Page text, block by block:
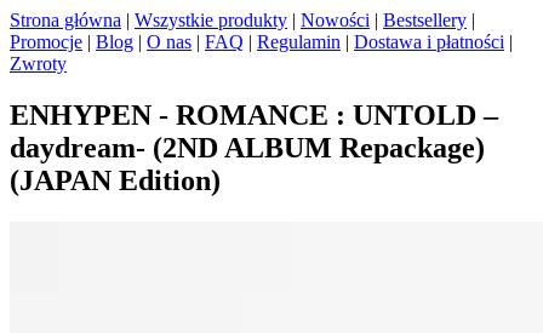
Strona główna | Wszystkie produkty | Nowości | Bestsellery |
Promocje | Blog | O nas | FAQ | Regulamin | Dostawa i płatności |
Zwroty
ENHYPEN - ROMANCE : UNTOLD –
daydream- (2ND ALBUM Repackage)
(JAPAN Edition)